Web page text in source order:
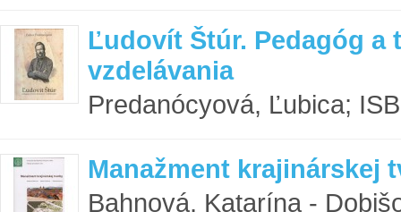
Ľudovít Štúr. Pedagóg a
vzdelávania
Predanócyová, Ľubica;
Manažment krajinárskej
Bahnová, Katarína -